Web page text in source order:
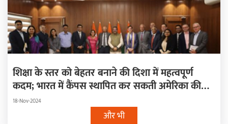
शिक्षा के स्तर को बेहतर बनाने की दिशा में महत्वपूर्ण
कदम; भारत में कैंपस स्थापित कर सकती अमेरिका की
प्रतिष्ठित यूनिवर्सिटी
18-Nov-2024
और भी